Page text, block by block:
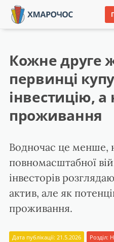
Кожне друге
первинці
інвестицію, а
проживання
Водночас це менше,
повномасштабної
інвесторів
актив, але як
проживання.
Дата публікації: 21.5.2026 Розділ: